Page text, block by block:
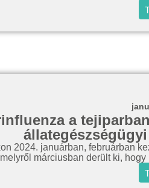
a
2024. januárban, februárban
márciusban derült ki,